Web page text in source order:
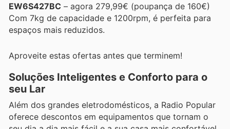
EW6S427BC – agora 279,99€ (poupança de 160€)
Com 7kg de capacidade e 1200rpm, é perfeita para
espaços mais reduzidos.
Aproveite estas ofertas antes que terminem!
Soluções Inteligentes e Conforto para o
seu Lar
Além dos grandes eletrodomésticos, a Radio Popular
oferece descontos em equipamentos que tornam o